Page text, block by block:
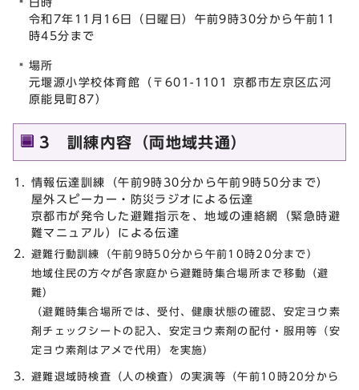
令和7年11月16日（日曜日）午前9時30分から午前11
時45分まで
場所
元堰源小学校体育館（〒601-1101 京都市左京区広河
原能見町87）
3 訓練内容（両地域共通）
情報伝達訓練（午前9時30分から午前9時50分まで）
屋外スピーカー・防災ラジオによる伝達
京都市が発令した避難指示を、地域の連絡網（緊急時避
難マニュアル）による伝達
避難行動訓練（午前9時50分から午前10時20分まで）
地域住民の方々が各家庭から避難時集合場所まで移動（避
難）
（避難時集合場所では、受付、健康状態の確認、安定ヨウ素
剤チェックシートの記入、安定ヨウ素剤の配付・服用等（安
定ヨウ素剤はアメで代用）を実施）
避難退域時検査（人の検査）の実演等（午前10時20分から